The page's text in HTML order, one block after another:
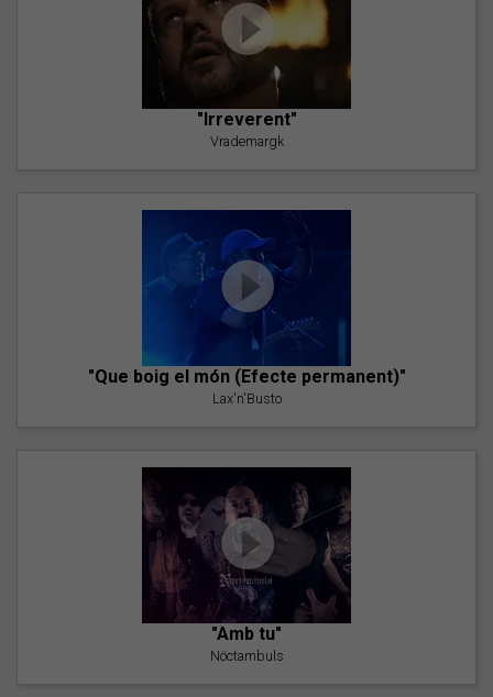
"Irreverent"
Vrademargk
"Que boig el món (Efecte permanent)"
Lax'n'Busto
"Amb tu"
Nöctambuls